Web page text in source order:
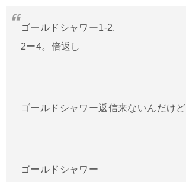
ゴールドシャワー1-2.
2ー4。倍返し
ゴールドシャワー返信来ないんだけど
ゴールドシャワー